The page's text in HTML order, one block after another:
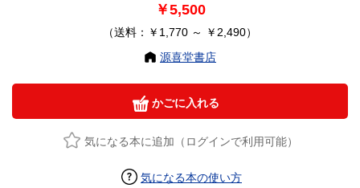
￥5,500
（送料：￥1,770 ～ ￥2,490）
源喜堂書店
かごに入れる
気になる本に追加（ログインで利用可能）
気になる本の使い方